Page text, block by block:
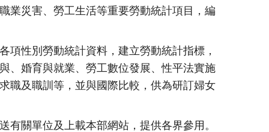
業災害、勞工生活等重要勞動統計項目，編
項性別勞動統計資料，建立勞動統計指標，
、婚育與就業、勞工數位發展、性平法實施
職及職訓等，並與國際比較，供為研訂婦女
有關單位及上載本部網站，提供各界參用。